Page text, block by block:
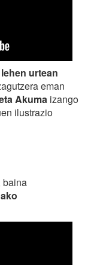
lehen urtean
eman
Akuma izango
ilustrazio
baina